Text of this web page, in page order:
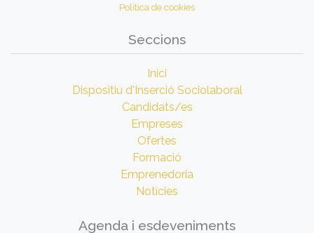
Política de cookies
Seccions
Inici
Dispositiu d'Inserció Sociolaboral
Candidats/es
Empreses
Ofertes
Formació
Emprenedoria
Notícies
Agenda i esdeveniments